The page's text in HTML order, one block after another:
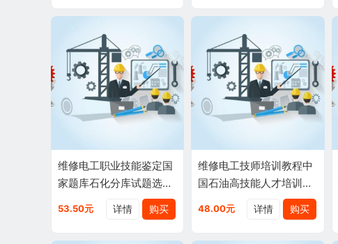
维修电工职业技能鉴定国
家题库石化分库试题选编
现货中国石化系统考级专
53.50元 购买
详情
维修电工技师培训教程中
国石油高技能人才培训丛
书现货9787502191009
48.00元 购买
详情